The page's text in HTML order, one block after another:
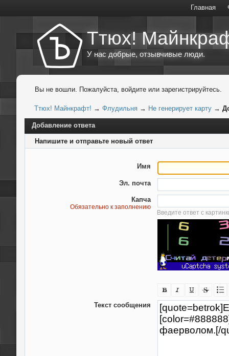
Главная
Ттюх!
У нас добрые, отзывчивые люди.
Вы не вошли. Пожалуйста, войдите или зарегистрируйтесь.
Ттюх! Майнкрафт! → Флудильня → Не генерирует карту →
Добавление ответа
Напишите и отправьте новый ответ
Имя
Эл. почта
Капча
Обязательно к заполнению
Введите ответ с
Текст сообщения